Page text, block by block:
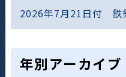
2026年7月21日付
年別アーカイブ